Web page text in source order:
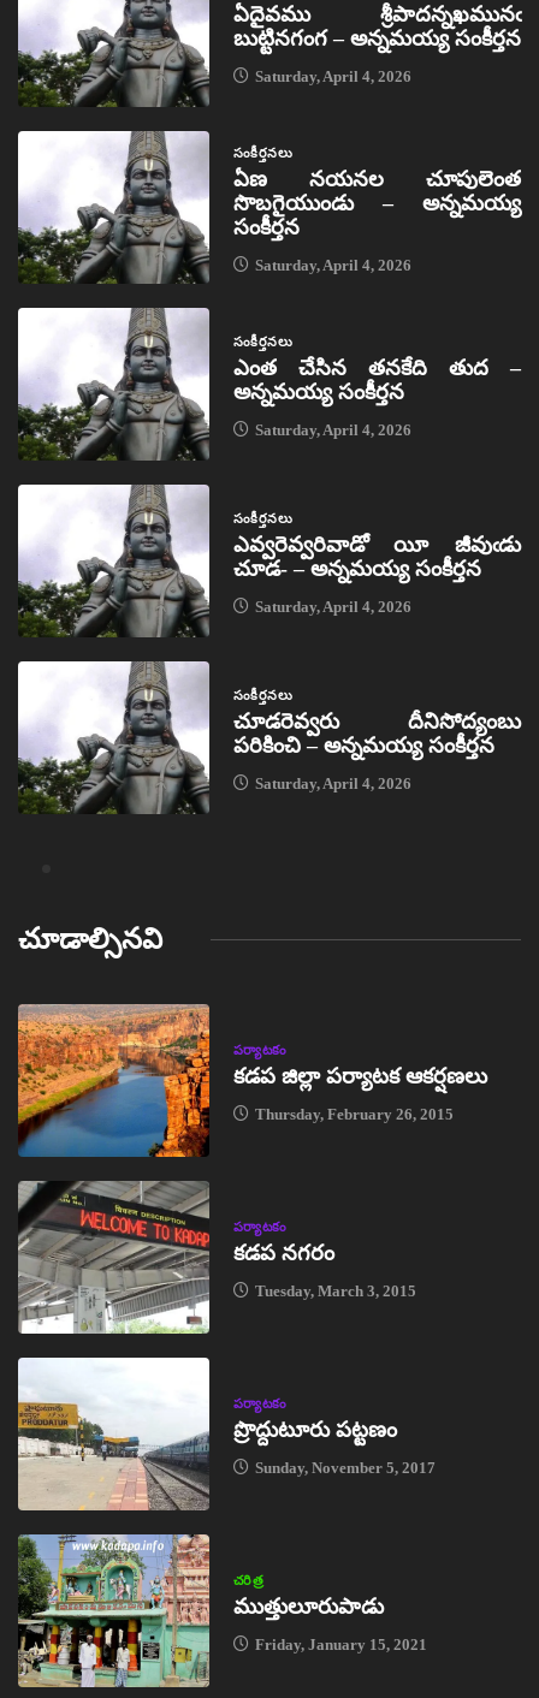
ఏదైవము శ్రీపాదన్నఖమునఁ
బుట్టినగంగ – అన్నమయ్య సంకీర్తన
Saturday, April 4, 2026
సంకీర్తనలు
ఏణ నయనల చూపులెంత
సొబగైయుండు – అన్నమయ్య
సంకీర్తన
Saturday, April 4, 2026
సంకీర్తనలు
ఎంత చేసిన తనకేది తుద –
అన్నమయ్య సంకీర్తన
Saturday, April 4, 2026
సంకీర్తనలు
ఎవ్వరెవ్వరివాడో యీ జీవుఁడు
చూడ- – అన్నమయ్య సంకీర్తన
Saturday, April 4, 2026
సంకీర్తనలు
చూడరెవ్వరు దీనిసోద్యంబు
పరికించి – అన్నమయ్య సంకీర్తన
Saturday, April 4, 2026
చూడాల్సినవి
పర్యాటకం
కడప జిల్లా పర్యాటక ఆకర్షణలు
Thursday, February 26, 2015
పర్యాటకం
కడప నగరం
Tuesday, March 3, 2015
పర్యాటకం
ప్రొద్దుటూరు పట్టణం
Sunday, November 5, 2017
చరిత్ర
ముత్తులూరుపాడు
Friday, January 15, 2021